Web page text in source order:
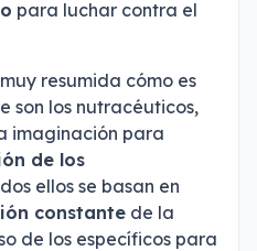
para luchar contra el
resumida cómo es
son los nutracéuticos,
imaginación para
de los
ellos se basan en
constante de la
de los específicos para